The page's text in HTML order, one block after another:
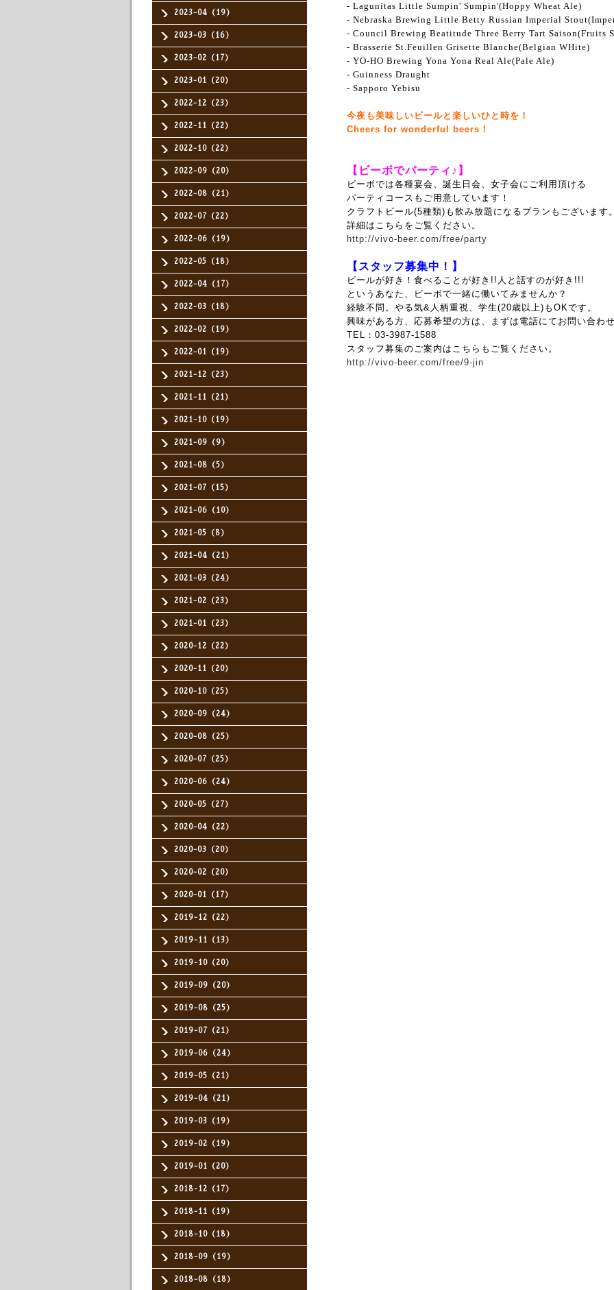
2023-04（19）
2023-03（16）
2023-02（17）
2023-01（20）
2022-12（23）
2022-11（22）
2022-10（22）
2022-09（20）
2022-08（21）
2022-07（22）
2022-06（19）
2022-05（18）
2022-04（17）
2022-03（18）
2022-02（19）
2022-01（19）
2021-12（23）
2021-11（21）
2021-10（19）
2021-09（9）
2021-08（5）
2021-07（15）
2021-06（10）
2021-05（8）
2021-04（21）
2021-03（24）
2021-02（23）
2021-01（23）
2020-12（22）
2020-11（20）
2020-10（25）
2020-09（24）
2020-08（25）
2020-07（25）
2020-06（24）
2020-05（27）
2020-04（22）
2020-03（20）
2020-02（20）
2020-01（17）
2019-12（22）
2019-11（13）
2019-10（20）
2019-09（20）
2019-08（25）
2019-07（21）
2019-06（24）
2019-05（21）
2019-04（21）
2019-03（19）
2019-02（19）
2019-01（20）
2018-12（17）
2018-11（19）
2018-10（18）
2018-09（19）
2018-08（18）
- Lagunitas Little Sumpin' Sumpin'(Hoppy Wheat Ale)
- Nebraska Brewing Little Betty Russian Imperial Stout
- Council Brewing Beatitude Three Berry Tart Saison(Fruits
- Brasserie St.Feuillen Grisette Blanche(Belgian WHite)
- YO-HO Brewing Yona Yona Real Ale(Pale Ale)
- Guinness Draught
- Sapporo Yebisu
今夜も美味しいビールと楽しいひと時を！
Cheers for wonderful beers！
【ビーボでパーティ♪】
ビーボでは各種宴会、誕生日会、女子会にご利用頂ける
パーティコースもご用意しています！
クラフトビール(5種類)も飲み放題になるプランもございます。
詳細はこちらをご覧ください。
http://vivo-beer.com/free/party
【スタッフ募集中！】
ビールが好き！食べることが好き!!人と話すのが好き!!!
というあなた、ビーボで一緒に働いてみませんか？
経験不問。やる気&人柄重視、 学生(20歳以上)もOKです。
興味がある方、応募希望の方は、まずは電話にてお問い合わせ
TEL：03-3987-1588
スタッフ募集のご案内はこちらもご覧ください。
http://vivo-beer.com/free/9-jin